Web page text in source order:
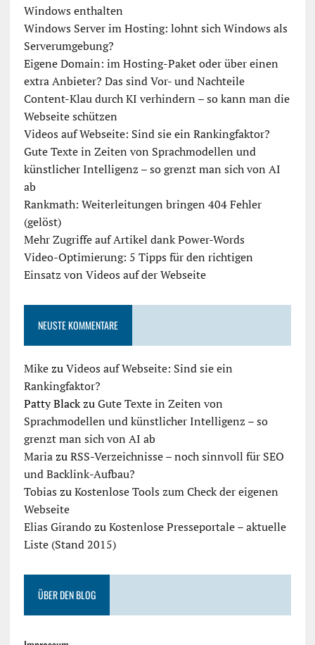
Windows enthalten
Windows Server im Hosting: lohnt sich Windows als
Serverumgebung?
Eigene Domain: im Hosting-Paket oder über einen
extra Anbieter? Das sind Vor- und Nachteile
Content-Klau durch KI verhindern – so kann man die
Webseite schützen
Videos auf Webseite: Sind sie ein Rankingfaktor?
Gute Texte in Zeiten von Sprachmodellen und
künstlicher Intelligenz – so grenzt man sich von AI
ab
Rankmath: Weiterleitungen bringen 404 Fehler
(gelöst)
Mehr Zugriffe auf Artikel dank Power-Words
Video-Optimierung: 5 Tipps für den richtigen
Einsatz von Videos auf der Webseite
NEUSTE KOMMENTARE
MikezuVideos auf Webseite: Sind sie ein
Rankingfaktor?
Patty BlackzuGute Texte in Zeiten von
Sprachmodellen und künstlicher Intelligenz – so
grenzt man sich von AI ab
MariazuRSS-Verzeichnisse – noch sinnvoll für SEO
und Backlink-Aufbau?
Tobias zuKostenlose Tools zum Check der eigenen
Webseite
Elias GirandozuKostenlose Presseportale – aktuelle
Liste (Stand 2015)
ÜBER DEN BLOG